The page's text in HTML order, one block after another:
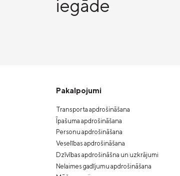
iegāde
Pakalpojumi
Transporta apdrošināšana
Īpašuma apdrošināšana
Personu apdrošināšana
Veselības apdrošināšana
Dzīvības apdrošināšna un uzkrājumi
Nelaimes gadījumu apdrošināšana